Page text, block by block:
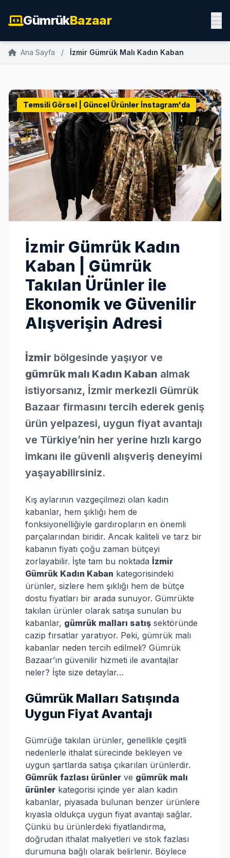
GümrükBazaar
Ana Sayfa / İzmir Gümrük Malı Kadın Kaban
Temsili Görsel | Güncel Ürünler İnstagram'da
İzmir Gümrük Kadın
Kaban | Gümrük
Takılan Ürünler ile
Ekonomik ve Güvenilir
Alışverişin Adresi
İzmir bölgesinde yaşıyor ve
gümrük malı Kadın Kaban almak
istiyorsanız, İzmir merkezli Gümrük
Bazaar firmasını tercih ederek geniş
ürün yelpazesi, uygun fiyat avantajı
ve Türkiye’nin her yerine hızlı kargo
imkanı ile güvenli alışveriş deneyimi
yaşayabilirsiniz.
Kış aylarının vazgeçilmezi olan kadın
kabanlar, hem şıklığı hem de
fonksiyonelliğiyle gardıropların en önemli
parçalarından biridir. Ancak kaliteli ve tarz bir
kabanın fiyatı çoğu zaman bütçeyi
zorlayabilir. İşte tam bu noktada İzmir
Gümrük Kadın Kaban kategorisindeki
ürünler, sizlere hem şıklığı hem de bütçe
dostu fiyatları bir arada sunuyor. Gümrükte
takılan ürünler olarak satışa sunulan bu
kabanlar, gümrük malları satış sektöründe
cazip fırsatlar yaratıyor. Peki, gümrük malı
kabanlar neden tercih edilmeli? Gümrük
Bazaar’ın güvenilir hizmeti ile avantajlar
neler? İşte size detaylar…
Gümrük Malları Satışında
Uygun Fiyat Avantajı
Gümrüğe takılan ürünler, genellikle çeşitli
nedenlerle ithalat sürecinde bekleyen ve
uygun şartlarda satışa çıkarılan ürünlerdir.
Gümrük fazlası ürünler ve gümrük malı
ürünler kategorisi içinde yer alan kadın
kabanlar, piyasada bulunan benzer ürünlere
kıyasla oldukça uygun fiyat avantajı sağlar.
Çünkü bu ürünlerdeki fiyatlandırma,
doğrudan ithalat maliyetleri ve stok fazlası
durumuna bağlı olarak belirlenir. Böylece